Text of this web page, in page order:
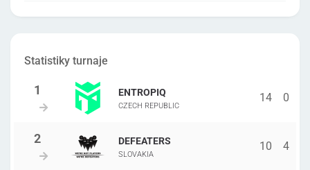
Statistiky turnaje
ENTROPIQ
CZECH REPUBLIC
14 0
DEFEATERS
SLOVAKIA
10 4